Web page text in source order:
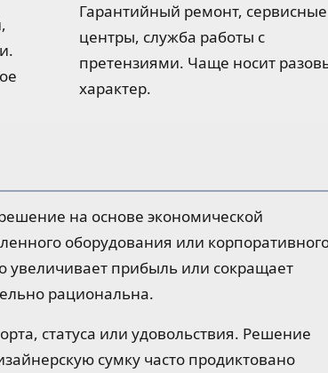
Гарантийный ремонт, сервисные
центры, служба работы с
претензиями. Чаще носит
характер.
на основе экономической
оборудования или
увеличивает прибыль или сокращает
рациональна.
статуса или удовольствия. Решение
сумку часто продиктовано